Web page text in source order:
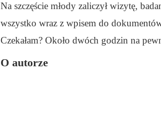
Na szczęście młody zaliczył wizytę,
wszystko wraz z wpisem do
Czekałam? Około dwóch godzin na
O autorze